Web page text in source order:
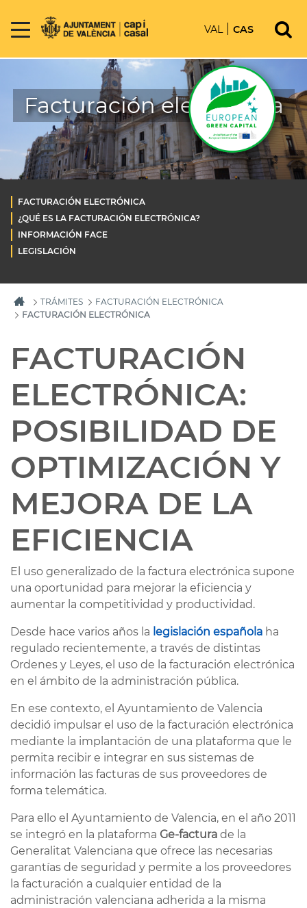
VAL CAS
Facturación electrónica
FACTURACIÓN ELECTRÓNICA
¿QUÉ ES LA FACTURACIÓN ELECTRÓNICA?
INFORMACIÓN FACE
LEGISLACIÓN
TRÁMITES
FACTURACIÓN ELECTRÓNICA
FACTURACIÓN ELECTRÓNICA
FACTURACIÓN
ELECTRÓNICA:
POSIBILIDAD DE
OPTIMIZACIÓN Y
MEJORA DE LA
EFICIENCIA
El uso generalizado de la factura electrónica supone
una oportunidad para mejorar la eficiencia y
aumentar la competitividad y productividad.
Desde hace varios años la legislación española ha
regulado recientemente, a través de distintas
Ordenes y Leyes, el uso de la facturación electrónica
en el ámbito de la administración pública.
En ese contexto, el Ayuntamiento de Valencia
decidió impulsar el uso de la facturación electrónica
mediante la implantación de una plataforma que le
permita recibir e integrar en sus sistemas de
información las facturas de sus proveedores de
forma telemática.
Para ello el Ayuntamiento de Valencia, en el año 2011
se integró en la plataforma Ge-factura de la
Generalitat Valenciana que ofrece las necesarias
garantías de seguridad y permite a los proveedores
la facturación a cualquier entidad de la
administración valenciana adherida a la misma